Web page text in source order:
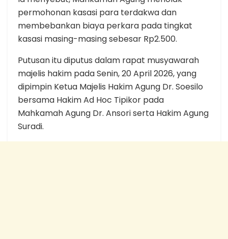
permohonan kasasi para terdakwa dan
membebankan biaya perkara pada tingkat
kasasi masing-masing sebesar Rp2.500.
Putusan itu diputus dalam rapat musyawarah
majelis hakim pada Senin, 20 April 2026, yang
dipimpin Ketua Majelis Hakim Agung Dr. Soesilo
bersama Hakim Ad Hoc Tipikor pada
Mahkamah Agung Dr. Ansori serta Hakim Agung
Suradi.